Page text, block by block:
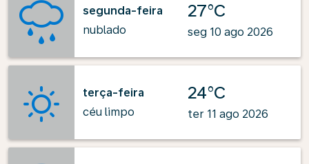
segunda-feira
nublado
27°C
seg 10 ago 2026
terça-feira
céu limpo
24°C
ter 11 ago 2026